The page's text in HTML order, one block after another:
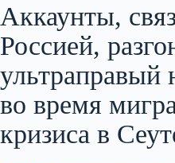
Аккаунты,
Россией,
ультраправый
во время
кризиса в